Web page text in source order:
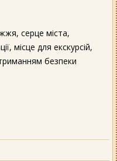
серце міста,
місце для екскурсій,
безпеки